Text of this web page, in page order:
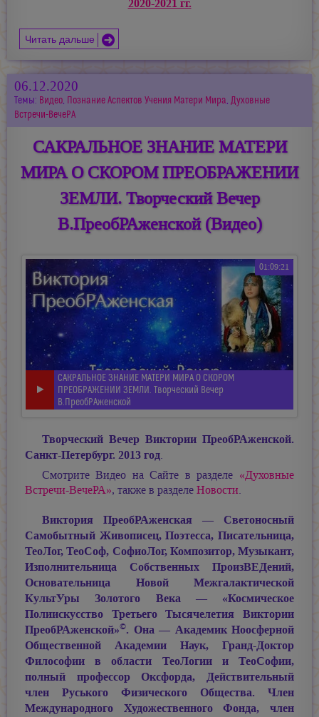
2020-2021 гг.
Читать дальше
06.12.2020
Темы: Видео, Познание Аспектов Учения Матери Мира, Духовные
Встречи-ВечеРА
САКРАЛЬНОЕ ЗНАНИЕ МАТЕРИ
МИРА О СКОРОМ ПРЕОБРАЖЕНИИ
ЗЕМЛИ. Творческий Вечер
В.ПреобРАженской (Видео)
01:09:21
САКРАЛЬНОЕ ЗНАНИЕ МАТЕРИ МИРА О СКОРОМ
ПРЕОБРАЖЕНИИ ЗЕМЛИ. Творческий Вечер
В.ПреобРАженской
Творческий Вечер Виктории ПреобРАженской.
Санкт-Петербург. 2013 год.
Смотрите Видео на Сайте в разделе «Духовные
Встречи-ВечеРА», также в разделе Новости.
Виктория ПреобРАженская — Светоносный
Самобытный Живописец, Поэтесса, Писательница,
ТеоЛог, ТеоСоф, СофиоЛог, Композитор, Музыкант,
Изполнительница Собственных ПроизВЕДений,
Основательница Новой Межгалактической
КультУры Золотого Века — «Космическое
Полиискусство Третьего Тысячелетия Виктории
ПреобРАженской»©. Она — Академик Ноосферной
Общественной Академии Наук, Гранд-Доктор
Философии в области ТеоЛогии и ТеоСофии,
полный профессор Оксфорда, Действительный
член Руського Физического Общества. Член
Международного Художественного Фонда, член